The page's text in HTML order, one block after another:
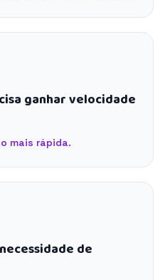
ganhar velocidade
mais rápida.
de